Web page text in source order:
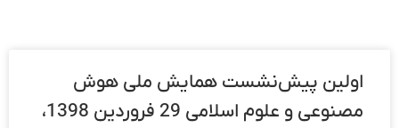
اولین پیش‌نشست همایش ملی هوش
مصنوعی و علوم اسلامی 29 فروردین 1398،